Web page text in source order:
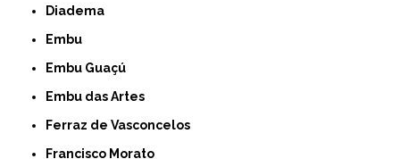
Diadema
Embu
Embu Guaçú
Embu das Artes
Ferraz de Vasconcelos
Francisco Morato